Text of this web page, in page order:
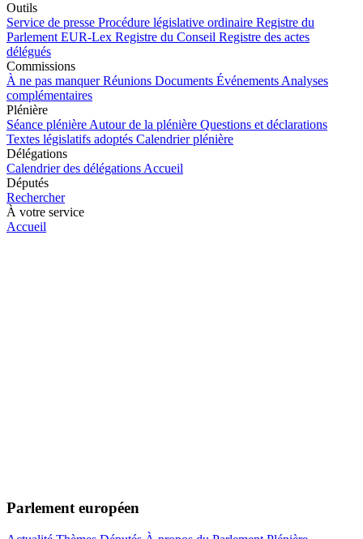
Outils
Service de presse Procédure législative ordinaire Registre du
Parlement EUR-Lex Registre du Conseil Registre des actes
délégués
Commissions
À ne pas manquer Réunions Documents Événements Analyses
complémentaires
Plénière
Séance plénière Autour de la plénière Questions et déclarations
Textes législatifs adoptés Calendrier plénière
Délégations
Calendrier des délégations Accueil
Députés
Rechercher
À votre service
Accueil
Parlement européen